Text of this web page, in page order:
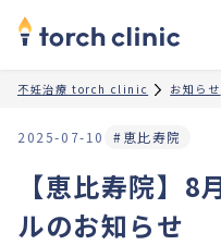
不妊治療 torch clinic お知らせ
2025-07-10 #恵比寿院
【恵比寿院】8
ルのお知らせ